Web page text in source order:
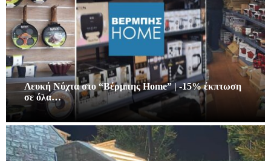
Λευκή Νύχτα στο “Βέρμπης Home” | -15% έκπτωση
σε όλα…